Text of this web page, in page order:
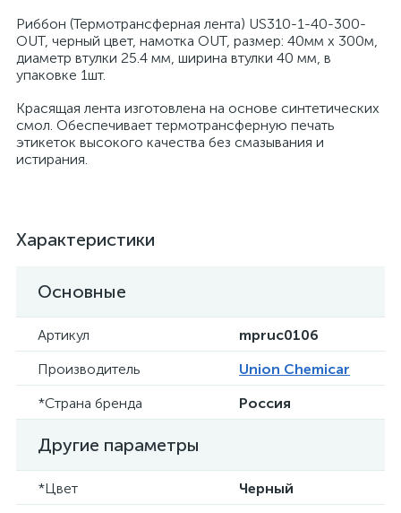
Риббон (Термотрансферная лента) US310-1-40-300-
OUT, черный цвет, намотка OUT, размер: 40мм x 300м,
диаметр втулки 25.4 мм, ширина втулки 40 мм, в
упаковке 1шт.
Красящая лента изготовлена на основе синтетических
смол. Обеспечивает термотрансферную печать
этикеток высокого качества без смазывания и
истирания.
Характеристики
Основные
Артикул
mpruc0106
Производитель
Union Chemicar
*Страна бренда
Россия
Другие параметры
*Цвет
Черный